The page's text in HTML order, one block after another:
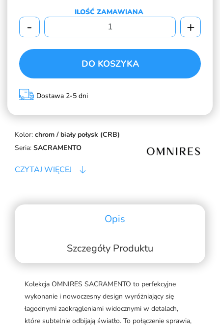
Kolor: chrom / biały połysk (CRB)
Seria: SACRAMENTO
CZYTAJ WIĘCEJ
ILOŚĆ ZAMAWIANA
- +
DO KOSZYKA
Dostawa 2-5 dni
Opis
Szczegóły Produktu
Kolekcja OMNIRES SACRAMENTO to perfekcyjne
wykonanie i nowoczesny design wyróżniający się
łagodnymi zaokrągleniami widocznymi w detalach,
które subtelnie odbijają światło. To połączenie sprawia,